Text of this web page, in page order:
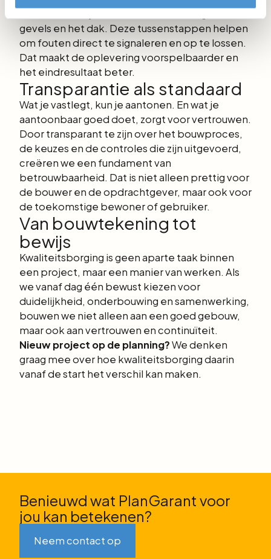
gevels en het dak. Deze tussenstappen helpen
om fouten direct te signaleren en op te lossen.
Dat maakt de oplevering voorspelbaarder en
het eindresultaat beter.
Transparantie als standaard
Wat je vastlegt, kun je aantonen. En wat je
aantoonbaar goed doet, zorgt voor vertrouwen.
Door transparant te zijn over het bouwproces,
de keuzes en de controles die zijn uitgevoerd,
creëren we een fundament van
betrouwbaarheid. Dat is niet alleen prettig voor
de bouwer en de opdrachtgever, maar ook voor
de toekomstige bewoner of gebruiker.
Van bouwtekening tot
bewijs
Kwaliteitsborging is geen aparte taak binnen
een project, maar een manier van werken. Als
we vanaf dag één bewust kiezen voor
duidelijkheid, onderbouwing en samenwerking,
bouwen we niet alleen aan een goed gebouw,
maar ook aan vertrouwen en continuïteit.
Nieuw project op de planning?We denken
graag mee over hoe kwaliteitsborging daarin
vanaf de start het verschil kan maken.
Benieuwd wat PlanGarant voor
jou kan betekenen?
Neem contact op